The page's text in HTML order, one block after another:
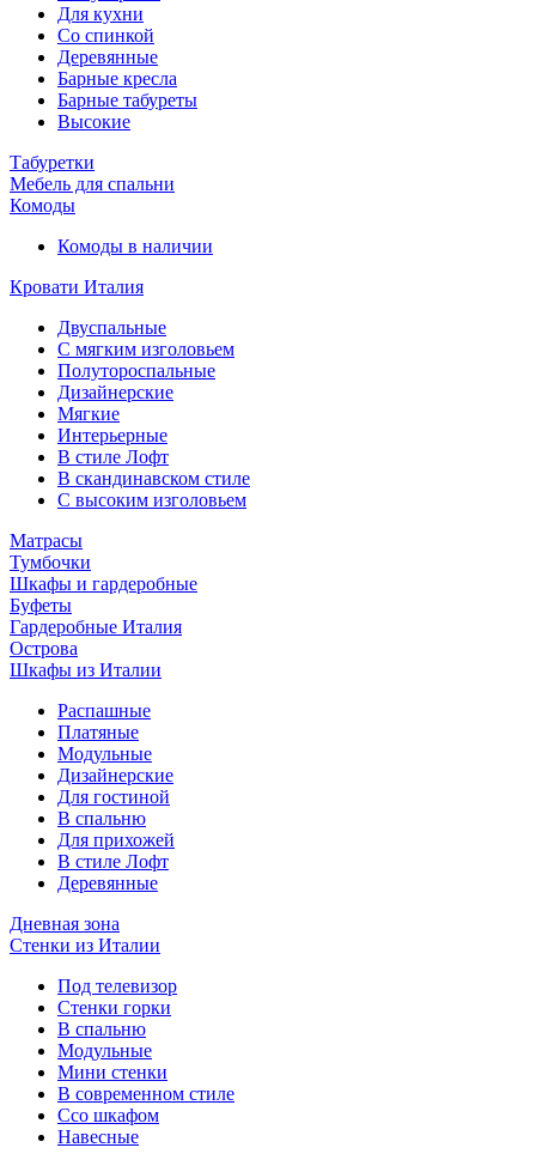
Для кухни
Со спинкой
Деревянные
Барные кресла
Барные табуреты
Высокие
Табуретки
Мебель для спальни
Комоды
Комоды в наличии
Кровати Италия
Двуспальные
С мягким изголовьем
Полутороспальные
Дизайнерские
Мягкие
Интерьерные
В стиле Лофт
В скандинавском стиле
С высоким изголовьем
Матрасы
Тумбочки
Шкафы и гардеробные
Буфеты
Гардеробные Италия
Острова
Шкафы из Италии
Распашные
Платяные
Модульные
Дизайнерские
Для гостиной
В спальню
Для прихожей
В стиле Лофт
Деревянные
Дневная зона
Стенки из Италии
Под телевизор
Стенки горки
В спальню
Модульные
Мини стенки
В современном стиле
Ссо шкафом
Навесные